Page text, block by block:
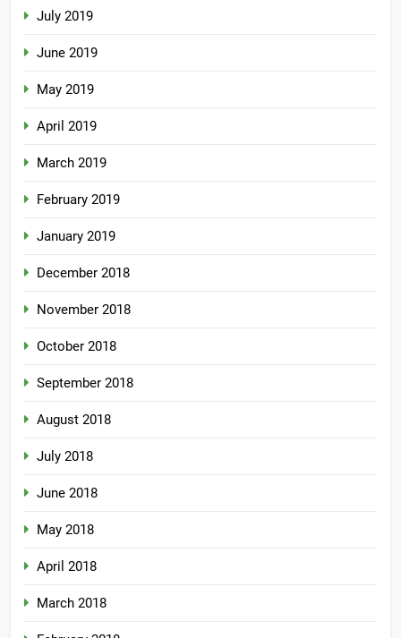
July 2019
June 2019
May 2019
April 2019
March 2019
February 2019
January 2019
December 2018
November 2018
October 2018
September 2018
August 2018
July 2018
June 2018
May 2018
April 2018
March 2018